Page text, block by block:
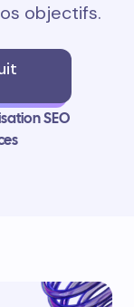
objectifs.
SEO